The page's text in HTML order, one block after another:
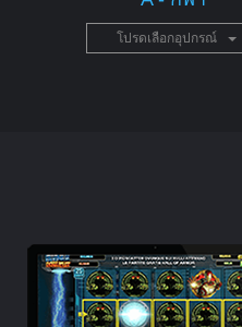
โปรดเลือกอุปกรณ์